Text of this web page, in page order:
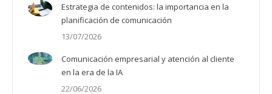
Estrategia de contenidos: la importancia en la
planificación de comunicación
13/07/2026
Comunicación empresarial y atención al cliente
en la era de la IA
22/06/2026